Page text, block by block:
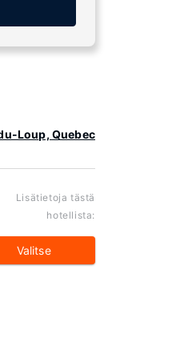
Loup, Quebec
Lisätietoja tästä
hotellista:
Valitse